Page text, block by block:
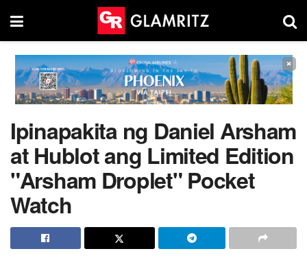
×
Ipinapakita ng Daniel Arsham
at Hublot ang Limited Edition
"Arsham Droplet" Pocket
Watch